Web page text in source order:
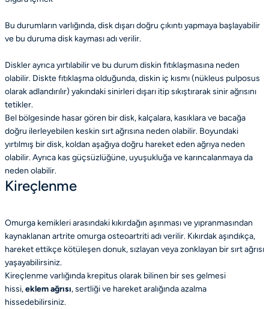
Bu durumların varlığında, disk dışarı doğru çıkıntı yapmaya başlayabilir
ve bu duruma disk kayması adı verilir.
Diskler ayrıca yırtılabilir ve bu durum diskin fıtıklaşmasına neden
olabilir. Diskte fıtıklaşma olduğunda, diskin iç kısmı (nükleus pulposus
olarak adlandırılır) yakındaki sinirleri dışarı itip sıkıştırarak sinir ağrısını
tetikler.
Bel bölgesinde hasar gören bir disk, kalçalara, kasıklara ve bacağa
doğru ilerleyebilen keskin sırt ağrısına neden olabilir. Boyundaki
yırtılmış bir disk, koldan aşağıya doğru hareket eden ağrıya neden
olabilir. Ayrıca kas güçsüzlüğüne, uyuşukluğa ve karıncalanmaya da
neden olabilir.
Kireçlenme
Omurga kemikleri arasındaki kıkırdağın aşınması ve yıpranmasından
kaynaklanan artrite omurga osteoartriti adı verilir. Kıkırdak aşındıkça,
hareket ettikçe kötüleşen donuk, sızlayan veya zonklayan bir sırt ağrısı
yaşayabilirsiniz.
Kireçlenme varlığında krepitus olarak bilinen bir ses gelmesi
hissi,eklem ağrısı, sertliği ve hareket aralığında azalma
hissedebilirsiniz.